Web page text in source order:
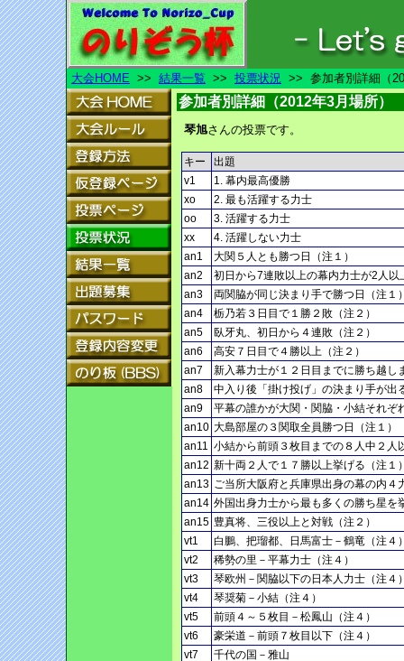
大会HOME >> 結果一覧 >> 投票状況 >> 参加者別詳細（
参加者別詳細（2012年3月場所）
琴旭さんの投票です。
キー
出題
v1
1. 幕内最高優勝
xo
2. 最も活躍する力士
oo
3. 活躍する力士
xx
4. 活躍しない力士
an1
大関５人とも勝つ日（注１）
an2
初日から7連敗以上の幕内力士が2人以
an3
両関脇が同じ決まり手で勝つ日（注１
an4
栃乃若３日目で１勝２敗（注２）
an5
臥牙丸、初日から４連敗（注２）
an6
高安７日目で４勝以上（注２）
an7
新入幕力士が１２日目までに勝ち越し
an8
中入り後「掛け投げ」の決まり手が出
an9
平幕の誰かが大関・関脇・小結それぞ
an10 大島部屋の３関取全員勝つ日（注１）
an11 小結から前頭３枚目までの８人中２人
an12 新十両２人で１７勝以上挙げる（注１
an13 ご当所大阪府と兵庫県出身の幕の内４
an14 外国出身力士から最も多くの勝ち星を
an15 豊真将、三役以上と対戦（注２）
vt1
白鵬、把瑠都、日馬富士－鶴竜（注４
vt2
稀勢の里－平幕力士（注４）
vt3
琴欧州－関脇以下の日本人力士（注４
vt4
琴奨菊－小結（注４）
vt5
前頭４～５枚目－松鳳山（注４）
vt6
豪栄道－前頭７枚目以下（注４）
vt7
千代の国－雅山